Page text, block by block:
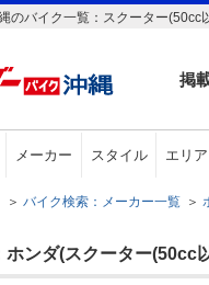
のバイク一覧：スクーター(50cc
掲
メーカー スタイル エリア
＞ バイク検索：メーカー一覧 ＞
ホンダ(スクーター(50cc